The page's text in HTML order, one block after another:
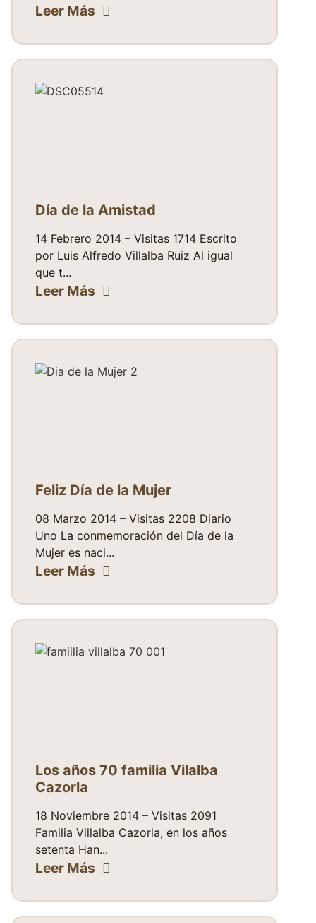
Leer Más
Día de la Amistad
14 Febrero 2014 – Visitas 1714 Escrito
por Luis Alfredo Villalba Ruiz Al igual
que t...
Leer Más
Feliz Día de la Mujer
08 Marzo 2014 – Visitas 2208 Diario
Uno La conmemoración del Día de la
Mujer es naci...
Leer Más
Los años 70 familia Vilalba
Cazorla
18 Noviembre 2014 – Visitas 2091
Familia Villalba Cazorla, en los años
setenta Han...
Leer Más